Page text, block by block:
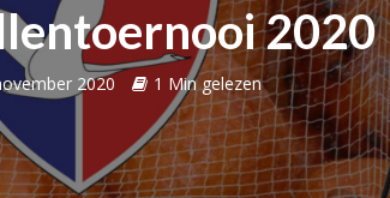
2020
2020 1 Min gelezen